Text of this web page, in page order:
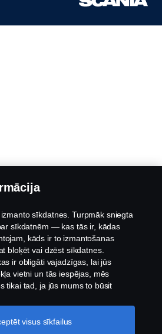
sīkdatnes. Turpmāk sniegta
sīkdatnēm — kas tās ir, kādas
kāds ir to izmantošanas
bloķēt vai dzēst sīkdatnes.
ir obligāti vajadzīgas, lai jūs
vietni un tās iespējas, mēs
tikai tad, ja jūs mums to būsit
visus sīkfailus